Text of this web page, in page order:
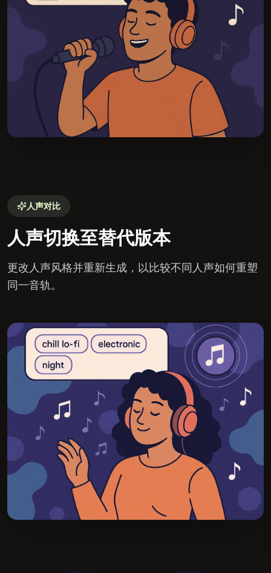
人声对比
人声切换至替代版本
更改人声风格并重新生成，以比较不同人声如何重塑
同一音轨。